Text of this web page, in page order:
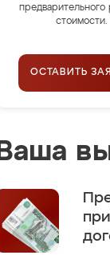
предварительного
стоимости.
ОСТАВИТЬ
Ваша